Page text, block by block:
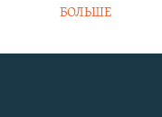
БОЛЬШЕ